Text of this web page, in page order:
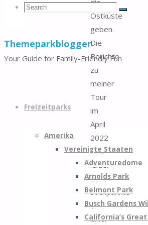
Search
Search
for:
Search
Themeparkblogger
Your Guide for Family-Friendly Fun
Freizeitparks
Amerika
Vereinigte Staaten
Adventuredome
Arnolds Park
Belmont Park
Busch Gardens
California’s
Ostküste
geben.
Die
Berichte
zu
meiner
Tour
im
April
2022
sind
leider
noch
Stichpunkte
in
einer